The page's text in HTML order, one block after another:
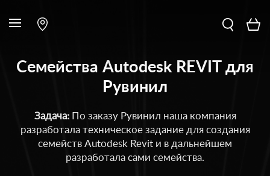
Семейства Autodesk REVIT для
Рувинил
Задача:По заказу Рувинил наша компания
разработала техническое задание для создания
семейств Autodesk Revit и в дальнейшем
разработала сами семейства.